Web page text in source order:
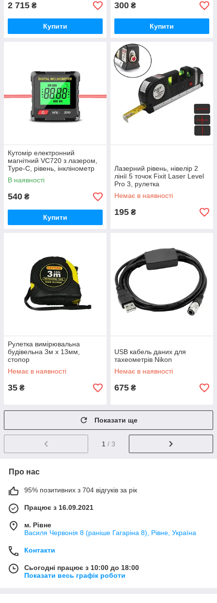
2 715 ₴
Купити
300 ₴
Купити
Кутомір електронний
магнітний VC720 з лазером,
Type-C, рівень, інклінометр
В наявності
540 ₴
Купити
Лазерний рівень, нівелір 2
лінії 5 точок Fixit Laser Level
Pro 3, рулетка
Немає в наявності
195 ₴
Рулетка вимірювальна
будівельна 3м x 13мм,
стопор
Немає в наявності
35 ₴
USB кабель даних для
тахеометрів Nikon
Немає в наявності
675 ₴
Показати ще
1 / 3
Про нас
95% позитивних з 704 відгуків за рік
Працює з 16.09.2021
м. Рівне
Василя Червонія 8 (раніше Гагаріна 8), Рівне, Україна
Контакти
Сьогодні працює з 10:00 до 18:00
Показати весь графік роботи